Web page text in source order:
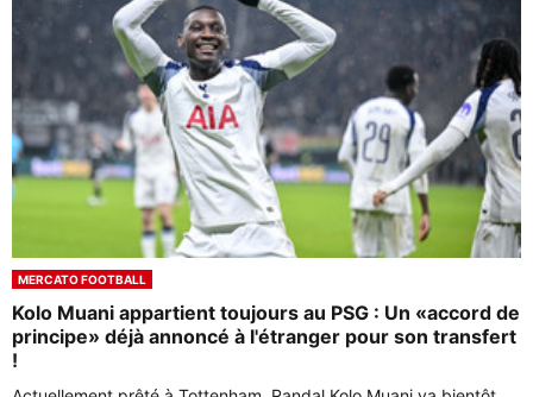
MERCATO FOOTBALL
Kolo Muani appartient toujours au PSG : Un «accord de
principe» déjà annoncé à l'étranger pour son transfert
!